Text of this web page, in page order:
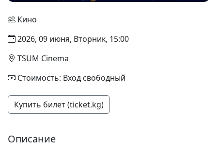
Кино
2026, 09 июня, Вторник, 15:00
TSUM Cinema
Стоимость: Вход свободный
Купить билет (ticket.kg)
Описание